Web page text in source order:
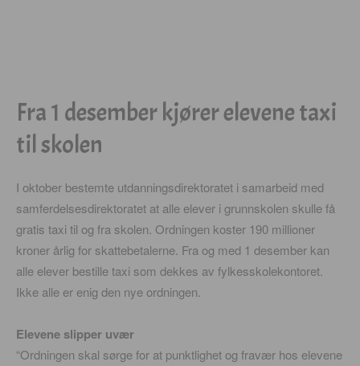
Fra 1 desember kjører elevene taxi
til skolen
I oktober bestemte utdanningsdirektoratet i samarbeid med
samferdelsesdirektoratet at alle elever i grunnskolen skulle få
gratis taxi til og fra skolen. Ordningen koster 190 millioner
kroner årlig for skattebetalerne. Fra og med 1 desember kan
alle elever bestille taxi som dekkes av fylkesskolekontoret.
Ikke alle er enig den nye ordningen.
Elevene slipper uvær
“Ordningen skal sørge for at punktlighet og fravær hos elevene